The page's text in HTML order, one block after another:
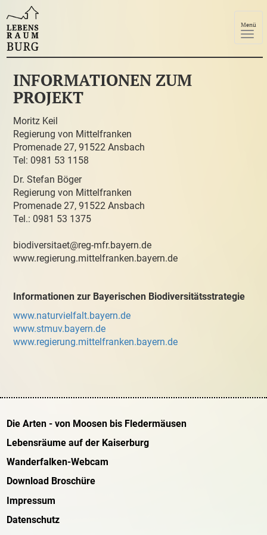
Menü
INFORMATIONEN ZUM
PROJEKT
Moritz Keil
Regierung von Mittelfranken
Promenade 27, 91522 Ansbach
Tel: 0981 53 1158
Dr. Stefan Böger
Regierung von Mittelfranken
Promenade 27, 91522 Ansbach
Tel.: 0981 53 1375
biodiversitaet@reg-mfr.bayern.de
www.regierung.mittelfranken.bayern.de
Informationen zur Bayerischen Biodiversitätsstrategie
www.naturvielfalt.bayern.de
www.stmuv.bayern.de
www.regierung.mittelfranken.bayern.de
Die Arten - von Moosen bis Fledermäusen
Lebensräume auf der Kaiserburg
Wanderfalken-Webcam
Download Broschüre
Impressum
Datenschutz